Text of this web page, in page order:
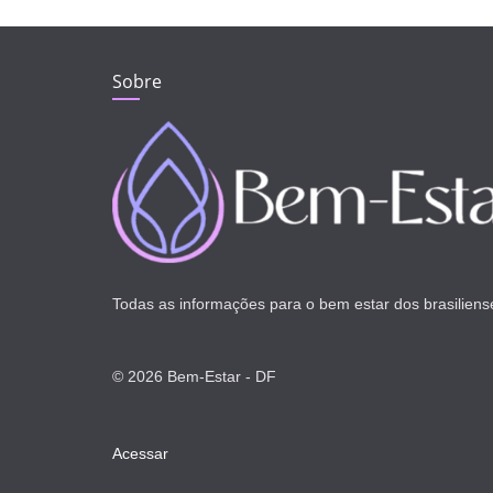
Sobre
Todas as informações para o bem estar dos
© 2026 Bem-Estar - DF
Acessar